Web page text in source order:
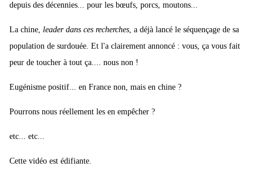
depuis des décennies... pour les bœufs, porcs, moutons...
La chine, leader dans ces recherches, a déjà lancé le séquençage de sa
population de surdouée. Et l'a clairement annoncé : vous, ça vous fait
peur de toucher à tout ça.... nous non !
Eugénisme positif... en France non, mais en chine ?
Pourrons nous réellement les en empêcher ?
etc... etc...
Cette vidéo est édifiante.